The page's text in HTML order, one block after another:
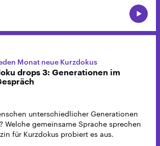
Monat neue Kurzdokus
drops 3: Generationen im
unterschiedlicher Generationen
Welche gemeinsame Sprache sprechen
für Kurzdokus probiert es aus.